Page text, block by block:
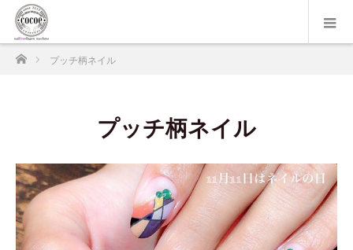
ホームプッチ柄ネイル
プッチ柄ネイル